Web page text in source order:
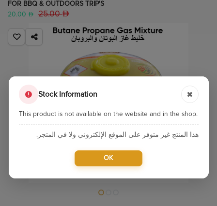
FOR BBQ & OUTDOORS TRIP'S
20.00
25.00
Stock Information
This product is not available on the website and in the shop.
هذا المنتج غير متوفر على الموقع الإلكتروني ولا في المتجر.
OK